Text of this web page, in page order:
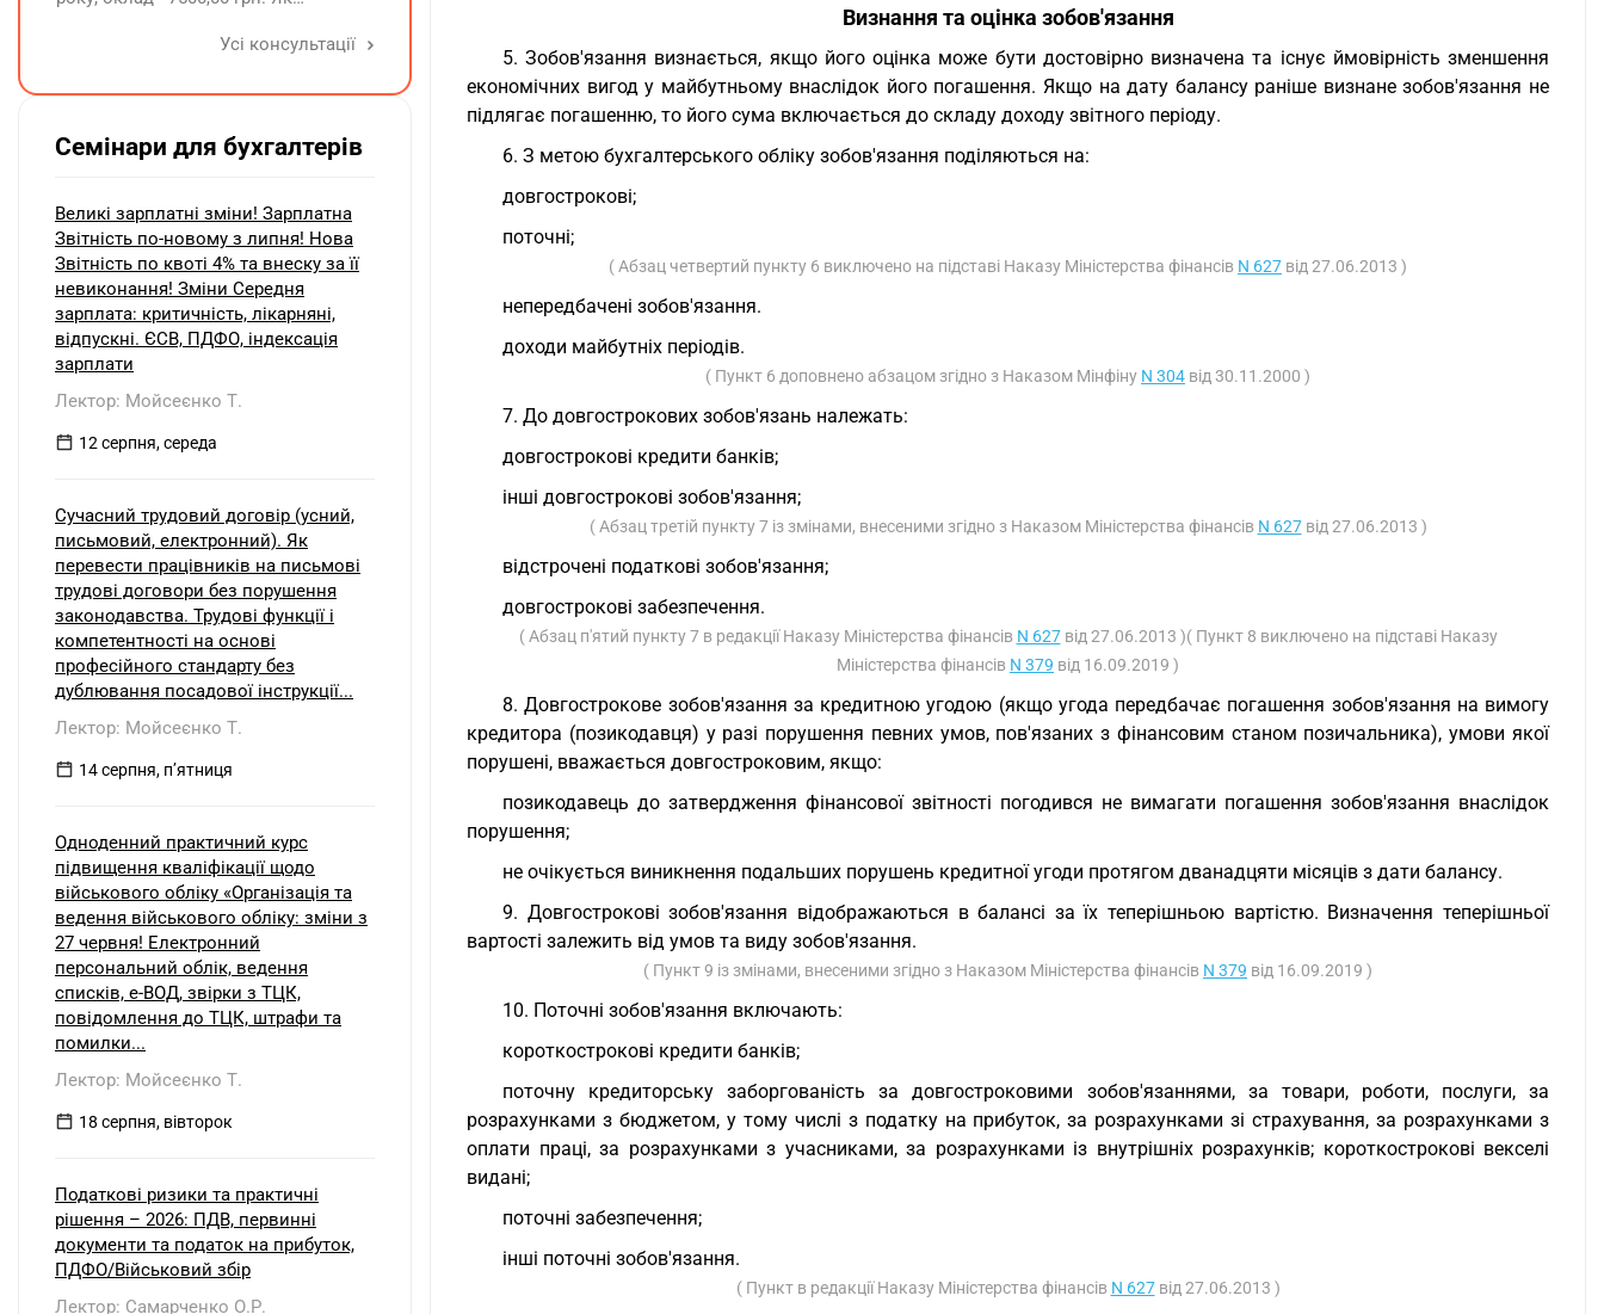
Визнання та оцінка зобов'язання
5. Зобов'язання визнається, якщо його оцінка може бути достовірно визначена та існує ймовірність зменшення
економічних вигод у майбутньому внаслідок його погашення. Якщо на дату балансу раніше визнане зобов'язання не
підлягає погашенню, то його сума включається до складу доходу звітного періоду.
6. З метою бухгалтерського обліку зобов'язання поділяються на:
довгострокові;
поточні;
( Абзац четвертий пункту 6 виключено на підставі Наказу Міністерства фінансів N 627 від 27.06.2013 )
непередбачені зобов'язання.
доходи майбутніх періодів.
( Пункт 6 доповнено абзацом згідно з Наказом Мінфіну N 304 від 30.11.2000 )
7. До довгострокових зобов'язань належать:
довгострокові кредити банків;
інші довгострокові зобов'язання;
( Абзац третій пункту 7 із змінами, внесеними згідно з Наказом Міністерства фінансів N 627від 27.06.2013 )
відстрочені податкові зобов'язання;
довгострокові забезпечення.
( Абзац п'ятий пункту 7 в редакції Наказу Міністерства фінансів N 627від 27.06.2013 )( Пункт 8 виключено на підставі Наказу
Міністерства фінансів N 379 від 16.09.2019 )
8. Довгострокове зобов'язання за кредитною угодою (якщо угода передбачає погашення зобов'язання на вимогу
кредитора (позикодавця) у разі порушення певних умов, пов'язаних з фінансовим станом позичальника), умови якої
порушені, вважається довгостроковим, якщо:
позикодавець до затвердження фінансової звітності погодився не вимагати погашення зобов'язання внаслідок
порушення;
не очікується виникнення подальших порушень кредитної угоди протягом дванадцяти місяців з дати балансу.
9. Довгострокові зобов'язання відображаються в балансі за їх теперішньою вартістю. Визначення теперішньої
вартості залежить від умов та виду зобов'язання.
( Пункт 9 із змінами, внесеними згідно з Наказом Міністерства фінансів N 379 від 16.09.2019 )
10. Поточні зобов'язання включають:
короткострокові кредити банків;
поточну кредиторську заборгованість за довгостроковими зобов'язаннями, за товари, роботи, послуги, за
розрахунками з бюджетом, у тому числі з податку на прибуток, за розрахунками зі страхування, за розрахунками з
оплати праці, за розрахунками з учасниками, за розрахунками із внутрішніх розрахунків; короткострокові векселі
видані;
поточні забезпечення;
інші поточні зобов'язання.
( Пункт в редакції Наказу Міністерства фінансів N 627від 27.06.2013 )
невикористаних днів відпустки при
Усі консультації
Семінари для бухгалтерів
Великі зарплатні зміни! Зарплатна
Звітність по-новому з липня! Нова
Звітність по квоті 4% та внеску за її
невиконання! Зміни Середня
зарплата: критичність, лікарняні,
відпускні. ЄСВ, ПДФО, індексація
зарплати
Лектор: Мойсеєнко Т.
12 серпня, середа
Сучасний трудовий договір (усний,
письмовий, електронний). Як
перевести працівників на письмові
трудові договори без порушення
законодавства. Трудові функції і
компетентності на основі
професійного стандарту без
дублювання посадової інструкції...
Лектор: Мойсеєнко Т.
14 серпня, пʼятниця
Одноденний практичний курс
підвищення кваліфікації щодо
військового обліку «Організація та
ведення військового обліку: зміни з
27 червня! Електронний
персональний облік, ведення
списків, е-ВОД, звірки з ТЦК,
повідомлення до ТЦК, штрафи та
помилки...
Лектор: Мойсеєнко Т.
18 серпня, вівторок
Податкові ризики та практичні
рішення – 2026: ПДВ, первинні
документи та податок на прибуток,
ПДФО/Військовий збір
Лектор: Самарченко О.Р.